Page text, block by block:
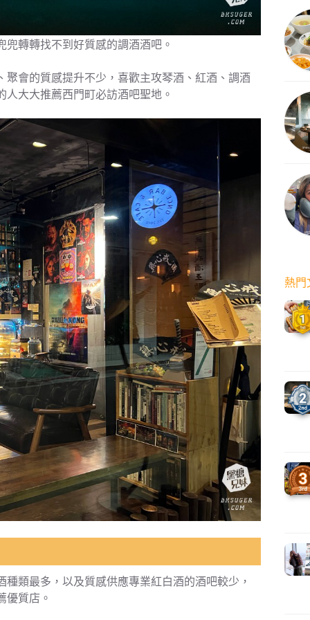
轉轉找不到好質感的調酒酒吧。
會的質感提升不少，喜歡主攻琴酒、紅酒、調酒
大大推薦西門町必訪酒吧聖地。
類最多，以及質感供應專業紅白酒的酒吧較少，
優質店。
熱門